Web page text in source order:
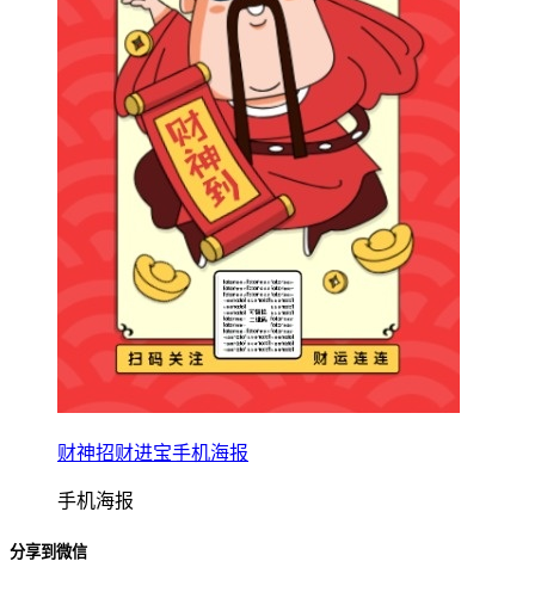
财神招财进宝手机海报
手机海报
分享到微信